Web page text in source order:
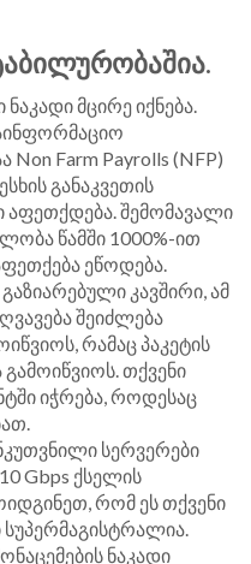
მცირე იქნება.
Farm Payrolls (NFP)
განაკვეთის
აფეთქდება. შემომავალი
წამში 1000%-ით
ეწოდება.
კავშირი, ამ
შეიძლება
რამაც პაკეტის
გამოიწვიოს. თქვენი
იჭრება, როდესაც
სერვერები
Gbps ქსელის
რომ ეს თქვენი
სუპერმაგისტრალია.
ნაკადი